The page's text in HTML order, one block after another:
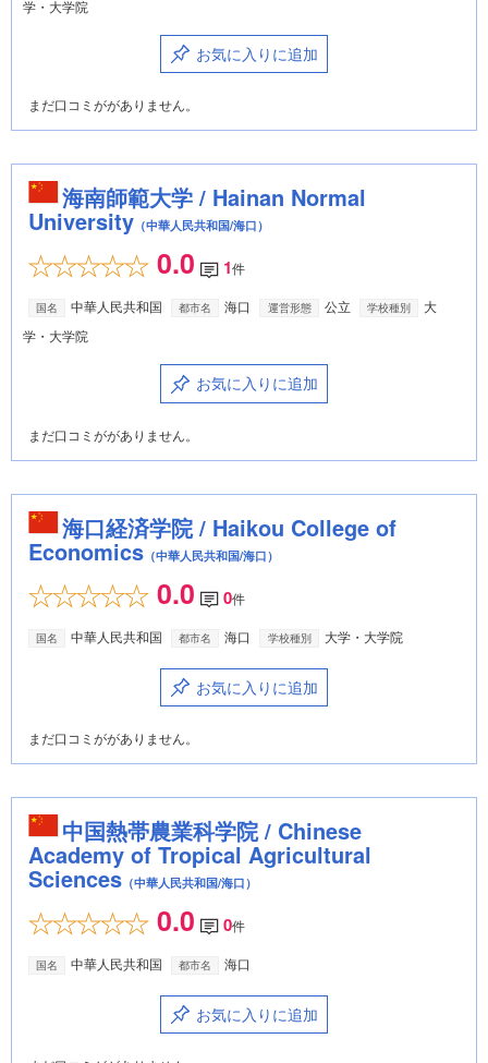
学・大学院
お気に入りに追加
まだ口コミががありません。
海南師範大学 / Hainan Normal
University （中華人民共和国/海口）
0.0 1件
国名 中華人民共和国 都市名 海口 運営形態 公立 学校種別
大
学・大学院
お気に入りに追加
まだ口コミががありません。
海口経済学院 / Haikou College of
Economics （中華人民共和国/海口）
0.0 0件
国名 中華人民共和国 都市名 海口 学校種別 大学・大学院
お気に入りに追加
まだ口コミががありません。
中国熱帯農業科学院 / Chinese
Academy of Tropical Agricultural
Sciences （中華人民共和国/海口）
0.0 0件
国名 中華人民共和国 都市名 海口
お気に入りに追加